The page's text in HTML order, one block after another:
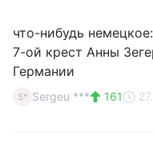
что-нибудь немецкое:
7-ой крест Анны
Германии
S* Sergeu *** 161